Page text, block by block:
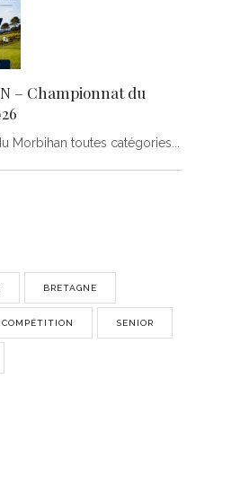
– Championnat du
Morbihan toutes catégories
BRETAGNE
COMPÉTITION SENIOR